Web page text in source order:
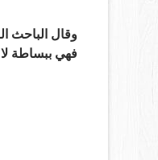
وقال الباحث
فهي ببساطة